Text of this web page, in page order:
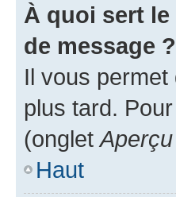
À quoi sert le
de message ?
Il vous permet
plus tard.
(onglet
Haut